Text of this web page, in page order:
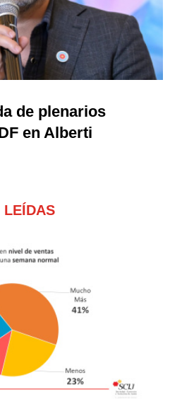
de plenarios
en Alberti
LEÍDAS